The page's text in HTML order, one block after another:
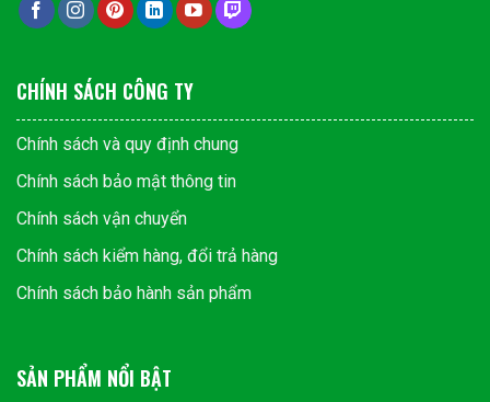
CHÍNH SÁCH CÔNG TY
Chính sách và quy định chung
Chính sách bảo mật thông tin
Chính sách vận chuyển
Chính sách kiểm hàng, đổi trả hàng
Chính sách bảo hành sản phẩm
SẢN PHẨM NỔI BẬT